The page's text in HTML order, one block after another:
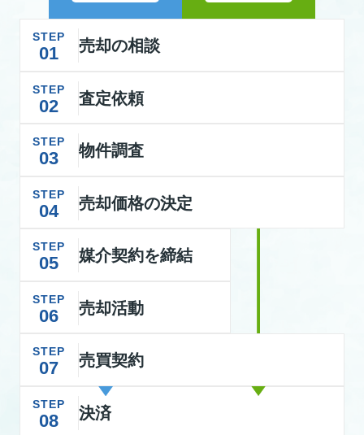
STEP
01 売却の相談
STEP
02 査定依頼
STEP
03 物件調査
STEP
04 売却価格の決定
STEP
05 媒介契約を締結
STEP
06 売却活動
STEP
07 売買契約
STEP
08 決済